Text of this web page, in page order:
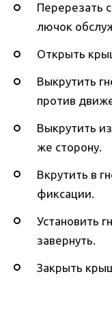
Перерезать
лючок
Открыть
Выкрутить
против
Выкрутить
же сторону.
Вкрутить в
фиксации.
Установить
завернуть.
Закрыть